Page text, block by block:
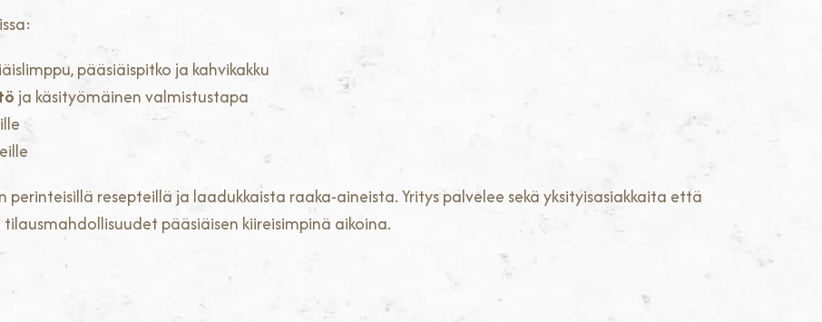
pääsiäispitko ja kahvikakku
ja käsityömäinen valmistustapa
resepteillä ja laadukkaista raaka-aineista. Yritys palvelee sekä yksityisasiakkaita että
pääsiäisen kiireisimpinä aikoina.